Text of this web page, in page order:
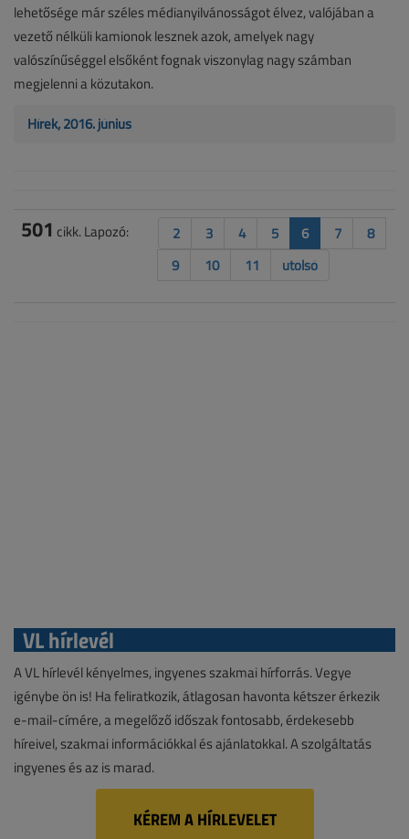
lehetősége már széles médianyilvánosságot élvez, valójában a
vezető nélküli kamionok lesznek azok, amelyek nagy
valószínűséggel elsőként fognak viszonylag nagy számban
megjelenni a közutakon.
Hírek, 2016. június
501 cikk. Lapozó: 2 3 4 5 6 7
8
9
10 11 utolsó
VL hírlevél
A VL hírlevél kényelmes, ingyenes szakmai hírforrás. Vegye
igénybe ön is! Ha feliratkozik, átlagosan havonta kétszer érkezik
e-mail-címére, a megelőző időszak fontosabb, érdekesebb
híreivel, szakmai információkkal és ajánlatokkal. A szolgáltatás
ingyenes és az is marad.
KÉREM A HÍRLEVELET